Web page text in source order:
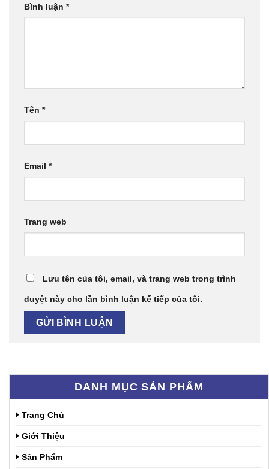
DANH MỤC SẢN PHẨM
Trang Chủ
Giới Thiệu
Sản Phẩm
Bình luận *
Tên *
Email *
Trang web
Lưu tên của tôi, email, và trang web trong trình
duyệt này cho lần bình luận kế tiếp của tôi.